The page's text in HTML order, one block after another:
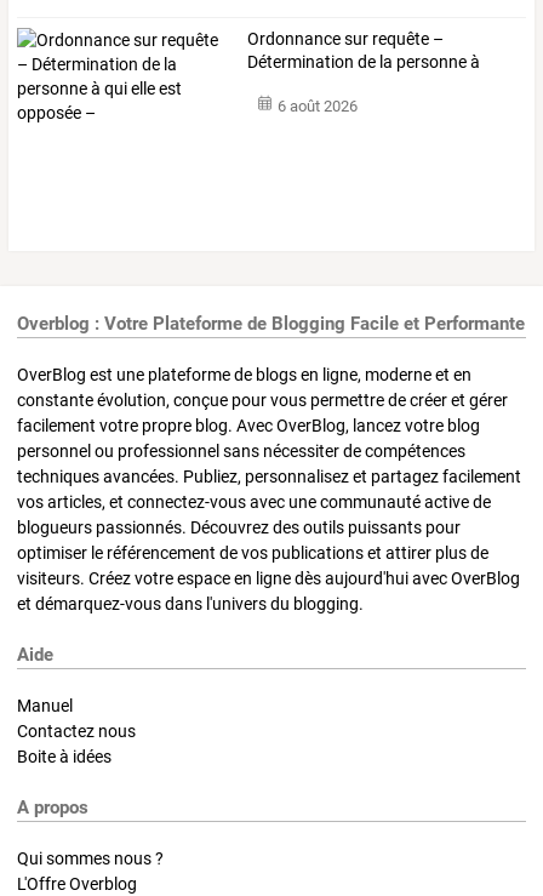
Ordonnancesur requête –
Détermination de la personneà
6 août 2026
Overblog : Votre Plateforme de Blogging Facile et Performante
OverBlog est une plateforme de blogs en ligne, moderne et en
constante évolution, conçue pour vous permettre de créer et gérer
facilement votre propre blog. Avec OverBlog, lancez votre blog
personnel ou professionnel sans nécessiter de compétences
techniques avancées. Publiez, personnalisez et partagez facilement
vos articles, et connectez-vous avec une communauté active de
blogueurs passionnés. Découvrez des outils puissants pour
optimiser le référencement de vos publications et attirer plus de
visiteurs. Créez votre espace en ligne dès aujourd'hui avec OverBlog
et démarquez-vous dans l'univers du blogging.
Aide
Manuel
Contactez nous
Boite à idées
A propos
Qui sommes nous ?
L'Offre Overblog